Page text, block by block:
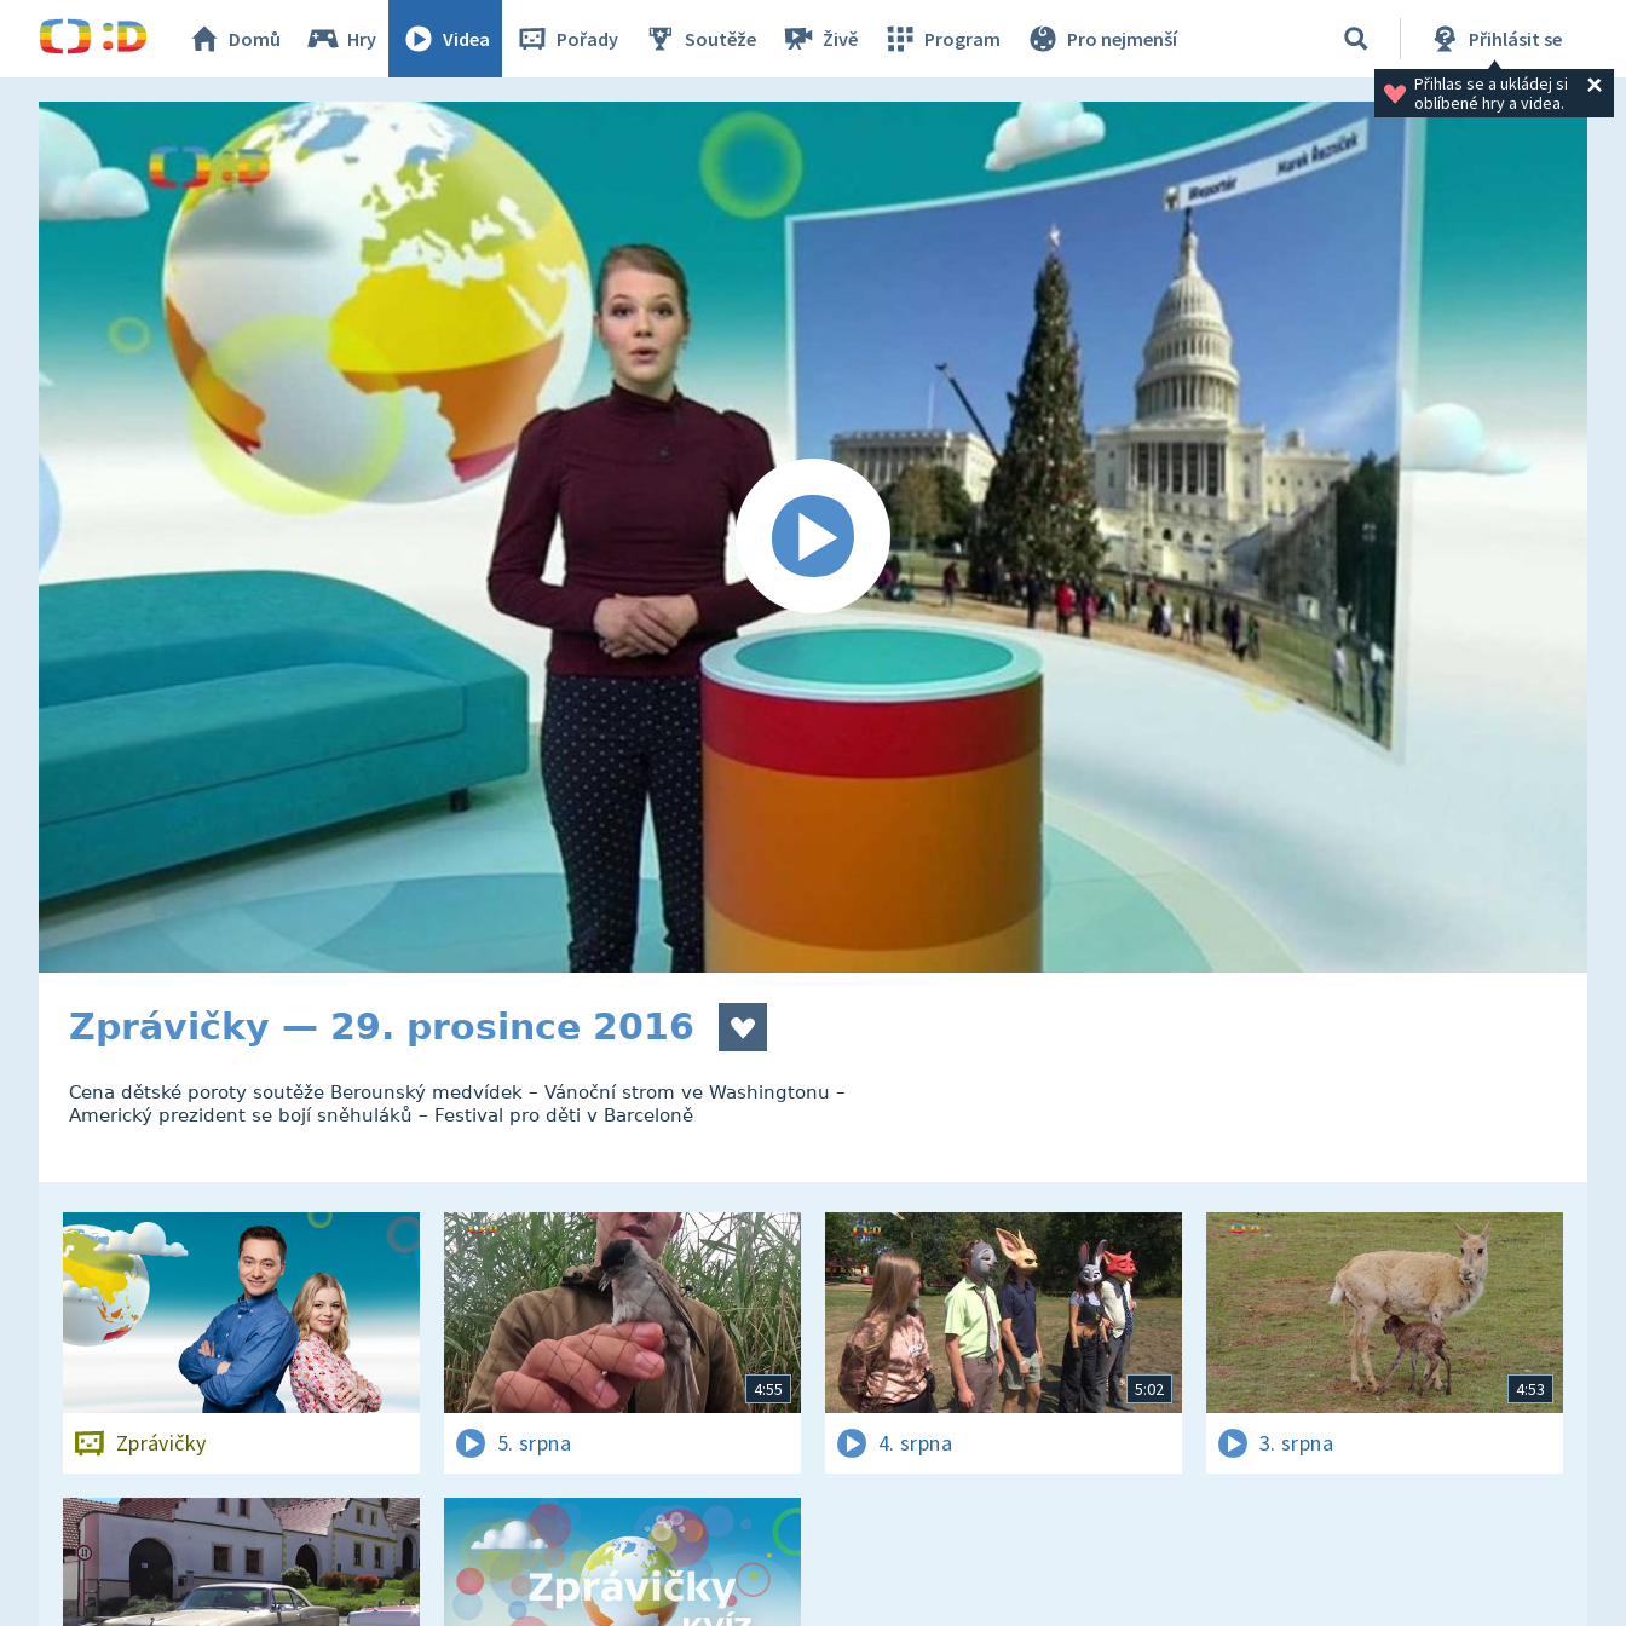
Domů Hry Videa Pořady Soutěže Živě Program Pro nejmenší Přihlásit se
Přihlas se a ukládej si
oblíbené hry a videa.
Zprávičky — 29. prosince 2016
Cena dětské poroty soutěže Berounský medvídek – Vánoční strom ve Washingtonu –
Americký prezident se bojí sněhuláků – Festival pro děti v Barceloně
Zprávičky
4:55
5. srpna
5:02
4. srpna
4:53
3. srpna